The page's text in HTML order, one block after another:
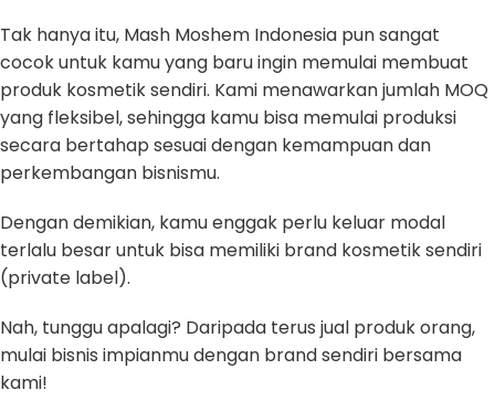
Tak hanya itu, Mash Moshem Indonesia pun sangat
cocok untuk kamu yang baru ingin memulai membuat
produk kosmetik sendiri. Kami menawarkan jumlah MOQ
yang fleksibel, sehingga kamu bisa memulai produksi
secara bertahap sesuai dengan kemampuan dan
perkembangan bisnismu.
Dengan demikian, kamu enggak perlu keluar modal
terlalu besar untuk bisa memiliki brand kosmetik sendiri
(private label).
Nah, tunggu apalagi? Daripada terus jual produk orang,
mulai bisnis impianmu dengan brand sendiri bersama
kami!